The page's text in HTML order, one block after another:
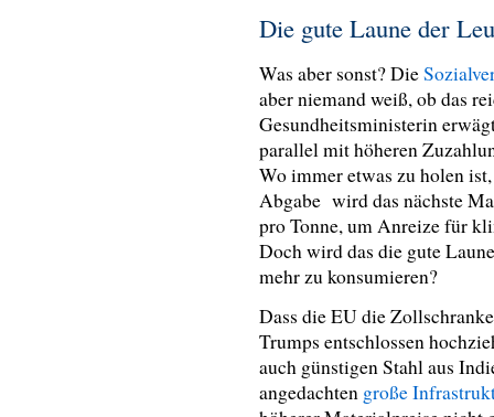
Die gute Laune der
Was aber sonst? Die
aber niemand weiß, ob das
Gesundheitsministerin
parallel mit höheren
Wo immer etwas zu holen
Abgabe wird das nächste
pro Tonne, um Anreize für
Doch wird das die gute
mehr zu konsumieren?
Dass die EU die
Trumps entschlossen
auch günstigen Stahl aus
angedachten große